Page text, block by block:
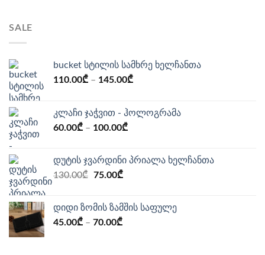
SALE
bucket სტილის სამხრე ხელჩანთა
110.00₾ – 145.00₾
კლაჩი ჯაჭვით - ჰოლოგრამა
60.00₾ – 100.00₾
დუტის ჯვარდინი პრიალა ხელჩანთა
130.00₾ Original
130.00₾.
75.00₾Current
75.00₾.
დიდი ზომის ზამშის საფულე
45.00₾ – 70.00₾